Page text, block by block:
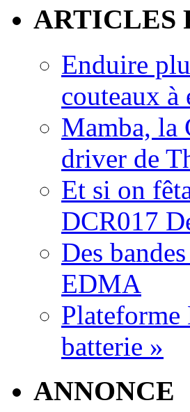
ARTICLES
Enduire
couteaux à
Mamba, la
driver de
Et si on
DCR017
Des
EDMA
batterie »
ANNONCE